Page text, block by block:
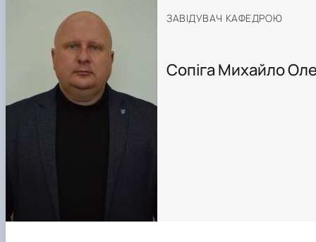
ЗАВІДУВАЧ КАФЕДРОЮ
Сопіга Михайло